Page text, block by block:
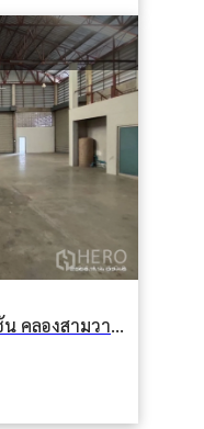
ให้เช่า โกดัง 450 ตรม บางชัน คลองสามวา กรุงเทพมหานคร